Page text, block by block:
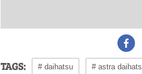
TAGS: # daihatsu # astra